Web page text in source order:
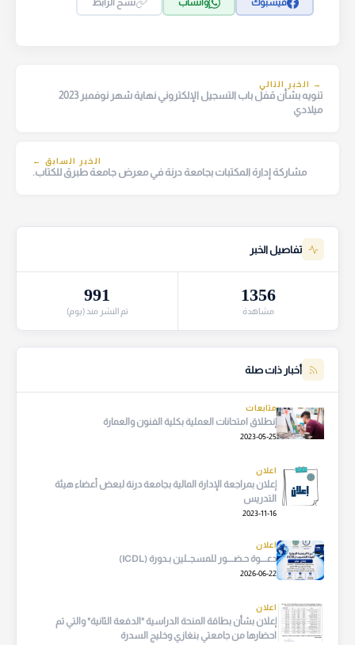
فيسبوك واتساب نسخ الرابط
→ الخبر التالي
تنويه بشأن قفل باب التسجيل الإلكتروني نهاية شهر نوفمبر 2023
ميلادي
الخبر السابق ←
مشاركة إدارة المكتبات بجامعة درنة في معرض جامعة طبرق للكتاب.
تفاصيل الخبر
1356
مشاهدة
991
تم النشر منذ (يوم)
أخبار ذات صلة
متابعات
إنطلاق امتحانات العملية بكلية الفنون والعمارة
2023-05-25
اعلان
إعلان بمراجعة الإدارة المالية بجامعة درنة لبعض أعضاء هيئة
التدريس
2023-11-16
اعلان
دعــــوة حـضــــور للمسجــلين بـدورة (ICDL)
2026-06-22
اعلان
إعلان بشأن بطاقة المنحة الدراسية "الدفعة الثانية" والتي تم
احضارها من جامعتي بنغازي وخليج السدرة